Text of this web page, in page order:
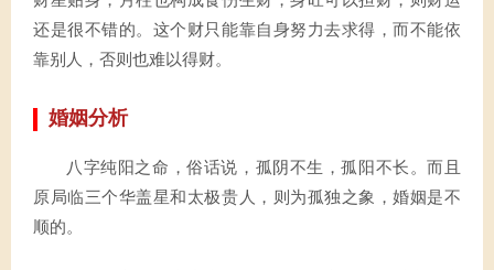
还是很不错的。这个财只能靠自身努力去求得，而不能依
靠别人，否则也难以得财。
婚姻分析
八字纯阳之命，俗话说，孤阴不生，孤阳不长。而且
原局临三个华盖星和太极贵人，则为孤独之象，婚姻是不
顺的。